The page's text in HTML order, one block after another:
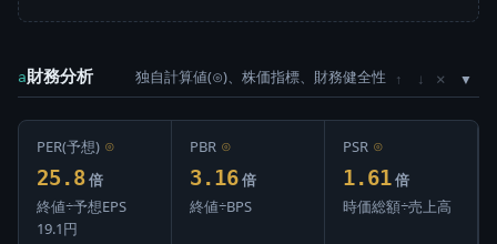
a財務分析 独自計算値(⊙)、株価指標、財務健全性 ↑ ↓ ×
PER(予想) ⊙
25.8 倍
終値÷予想EPS
19.1円
PBR ⊙
3.16 倍
終値÷BPS
PSR ⊙
1.61 倍
時価総額÷売上高